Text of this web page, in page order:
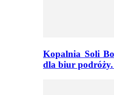
Kopalnia Soli
dla biur